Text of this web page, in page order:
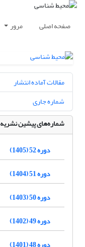
صفحه اصلی مرور
مقالات آماده انتشار
شماره جاری
شماره‌های پیشین نشریه
دوره 52 (1405)
دوره 51 (1404)
دوره 50 (1403)
دوره 49 (1402)